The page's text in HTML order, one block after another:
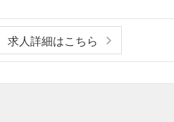
求人詳細はこちら